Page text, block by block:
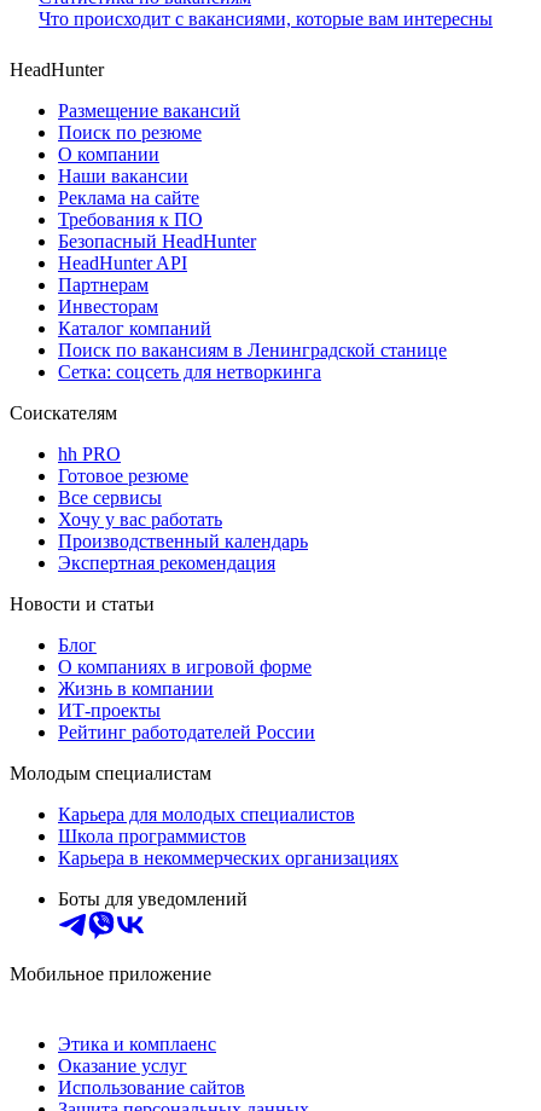
Что происходит с вакансиями, которые вам интересны
HeadHunter
Размещение вакансий
Поиск по резюме
О компании
Наши вакансии
Реклама на сайте
Требования к ПО
Безопасный HeadHunter
HeadHunter API
Партнерам
Инвесторам
Каталог компаний
Поиск по вакансиям в Ленинградской станице
Сетка: соцсеть для нетворкинга
Соискателям
hh PRO
Готовое резюме
Все сервисы
Хочу у вас работать
Производственный календарь
Экспертная рекомендация
Новости и статьи
Блог
О компаниях в игровой форме
Жизнь в компании
ИТ-проекты
Рейтинг работодателей России
Молодым специалистам
Карьера для молодых специалистов
Школа программистов
Карьера в некоммерческих организациях
Боты для уведомлений
Мобильное приложение
Этика и комплаенс
Оказание услуг
Использование сайтов